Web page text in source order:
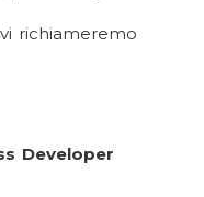
richiameremo
Developer